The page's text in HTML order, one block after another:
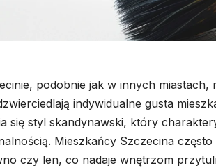
podobnie jak w innych
indywidualne gusta
się styl skandynawski, który
Mieszkańcy Szczecina
czy len, co nadaje wnętrzom